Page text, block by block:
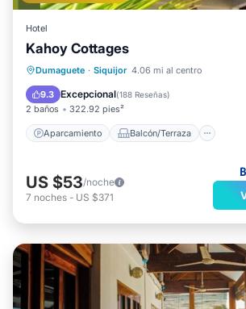
Hotel
Kahoy Cottages
Dumaguete · Siquijor 4.06 mi al centro
9.3 Excepcional(188 Reseñas)
2 baños 322.92 pies²
Aparcamiento Balcón/Terraza
Aparcamiento
Balcón/Terraza
Vistas
Internet
US $53/noche
7 noches - US $371